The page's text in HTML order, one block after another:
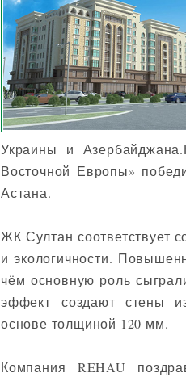
Украины и
Восточной Европы»
Астана.
ЖК Султан соответствует
и экологичности.
чём основную роль
эффект создают стены
основе толщиной 120 мм.
Компания REHAU